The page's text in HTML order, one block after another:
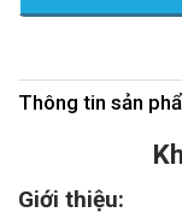
Thông tin sản
Giới thiệu: